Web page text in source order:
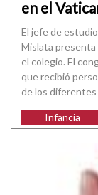
en el
El jefe de
Mislata presenta
el colegio. El
que recibió
de los diferentes
Infancia